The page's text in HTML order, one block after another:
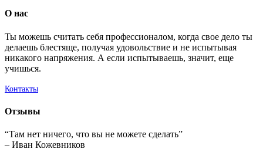
О нас
Ты можешь считать себя профессионалом, когда свое дело ты
делаешь блестяще, получая удовольствие и не испытывая
никакого напряжения. А если испытываешь, значит, еще
учишься.
Контакты
Отзывы
“Там нет ничего, что вы не можете сделать”
– Иван Кожевников